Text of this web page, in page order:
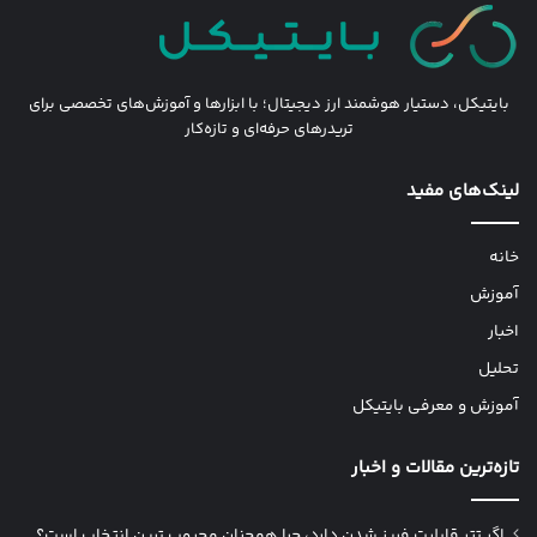
بایتیکل، دستیار هوشمند ارز دیجیتال؛ با ابزارها و آموزش‌های تخصصی برای
تریدرهای حرفه‌ای و تازه‌کار
لینک‌های مفید
خانه
آموزش
اخبار
تحلیل
آموزش و معرفی بایتیکل
تازه‌ترین مقالات و اخبار